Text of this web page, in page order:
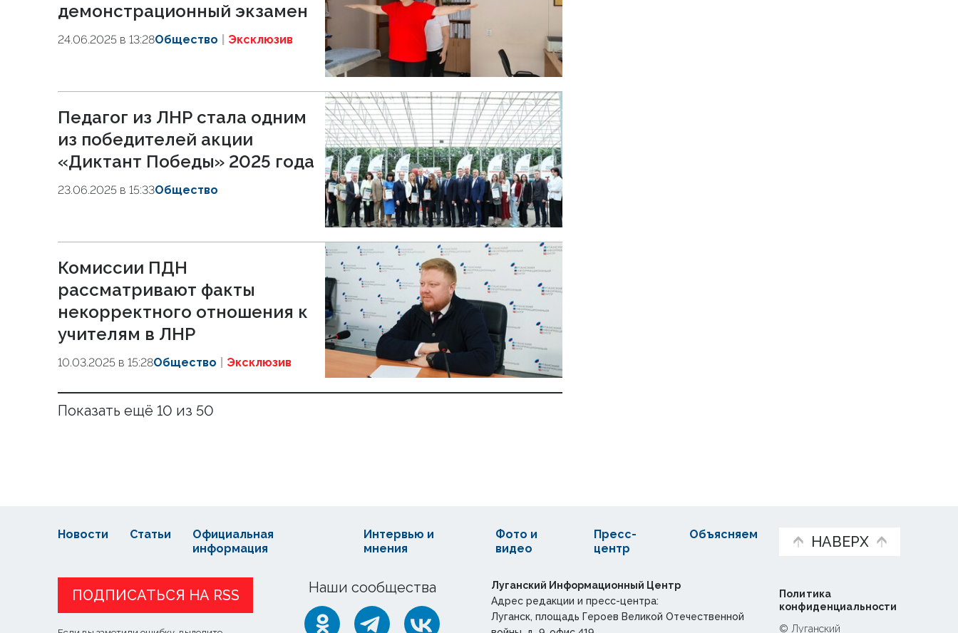
демонстрационный экзамен
24.06.2025 в 13:28Общество Эксклюзив
Педагог из ЛНР стала одним
из победителей акции
«Диктант Победы» 2025 года
23.06.2025 в 15:33Общество
Комиссии ПДН
рассматривают факты
некорректного отношения к
учителям в ЛНР
10.03.2025 в 15:28Общество Эксклюзив
Показать ещё 10 из 50
НАВЕРХ
Наши сообщества
ПОДПИСАТЬСЯ НА RSS
Новости Статьи
Официальная
информация
Интервью и
мнения
Фото и
видео
Пресс-
центр
Объясняем
Политика
конфиденциальности
Луганский Информационный Центр
Адрес редакции и пресс-центра:
Луганск, площадь Героев Великой Отечественной
© Луганский